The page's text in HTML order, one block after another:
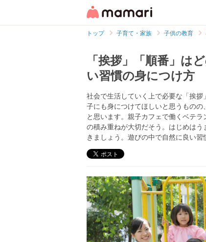
トップ 子育て・家族 子供の教育
「挨拶」「順番」は
い習慣の身につけ方
社会で生活していく上で必要な「挨
子にも身につけてほしいと思うもの
と思います。親子カフェで働くベテ
の積み重ねが大切だそう。はじめは
きましょう。遊びの中で自然に良い習